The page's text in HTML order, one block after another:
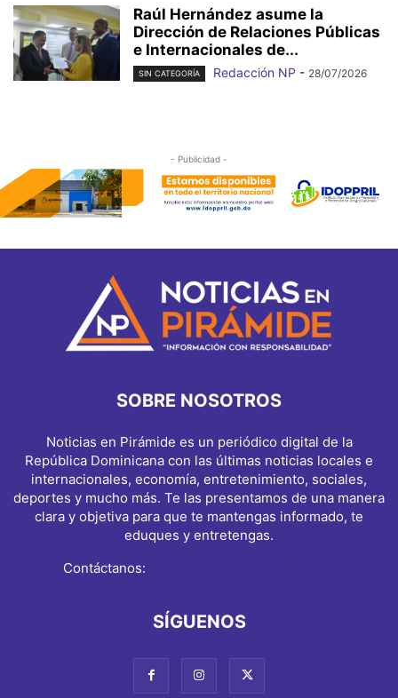
Raúl Hernández asume la
Dirección de Relaciones Públicas
e Internacionales de...
SIN CATEGORÍA Redacción NP - 28/07/2026
- Publicidad -
SOBRE NOSOTROS
Noticias en Pirámide es un periódico digital de la
República Dominicana con las últimas noticias locales e
internacionales, economía, entretenimiento, sociales,
deportes y mucho más. Te las presentamos de una manera
clara y objetiva para que te mantengas informado, te
eduques y entretengas.
Contáctanos:
SÍGUENOS